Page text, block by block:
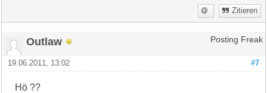
Zitieren
Outlaw Posting Freak
#7
19.06.2011, 13:02
Hö ??